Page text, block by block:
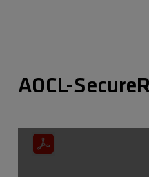
AOCL-